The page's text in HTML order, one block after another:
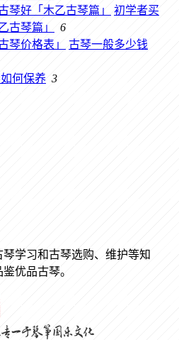
初学者买
古琴篇」
6
古琴一般多少钱
何保养 3
学习和古琴选购、维护等知
优品古琴。